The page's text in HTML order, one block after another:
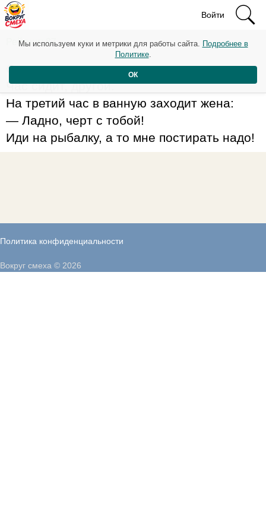
Войти
Рейтинг: 87
Сидит мужик, на поплавок смотрит.
Час сидит, другой.
На третий час в ванную заходит жена:
— Ладно, черт с тобой!
Иди на рыбалку, а то мне постирать надо!
Политика конфиденциальности
Мы используем куки и метрики для работы сайта. Подробнее в
Политике.
ОК
Вокруг смеха © 2026